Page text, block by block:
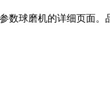
球磨机的详细页面